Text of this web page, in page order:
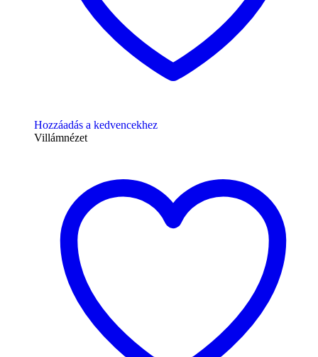
Hozzáadás a kedvencekhez
Villámnézet